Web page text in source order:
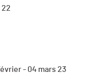
22
- 04 mars 23